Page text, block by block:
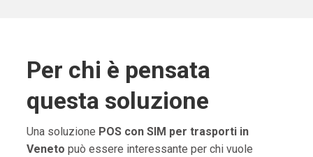
Per chi è pensata
questa soluzione
Una soluzione POS con SIM per trasporti in
Veneto può essere interessante per chi vuole